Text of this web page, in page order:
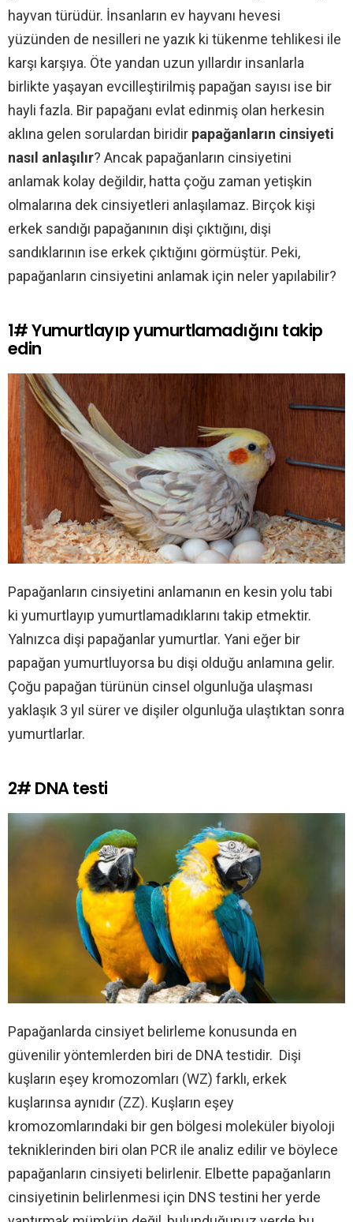
hayvan türüdür. İnsanların ev hayvanı hevesi
yüzünden de nesilleri ne yazık ki tükenme tehlikesi ile
karşı karşıya. Öte yandan uzun yıllardır insanlarla
birlikte yaşayan evcilleştirilmiş papağan sayısı ise bir
hayli fazla. Bir papağanı evlat edinmiş olan herkesin
aklına gelen sorulardan biridir papağanların cinsiyeti
nasıl anlaşılır? Ancak papağanların cinsiyetini
anlamak kolay değildir, hatta çoğu zaman yetişkin
olmalarına dek cinsiyetleri anlaşılamaz. Birçok kişi
erkek sandığı papağanının dişi çıktığını, dişi
sandıklarının ise erkek çıktığını görmüştür. Peki,
papağanların cinsiyetini anlamak için neler yapılabilir?
1# Yumurtlayıp yumurtlamadığını takip
edin
Papağanların cinsiyetini anlamanın en kesin yolu tabi
ki yumurtlayıp yumurtlamadıklarını takip etmektir.
Yalnızca dişi papağanlar yumurtlar. Yani eğer bir
papağan yumurtluyorsa bu dişi olduğu anlamına gelir.
Çoğu papağan türünün cinsel olgunluğa ulaşması
yaklaşık 3 yıl sürer ve dişiler olgunluğa ulaştıktan sonra
yumurtlarlar.
2# DNA testi
Papağanlarda cinsiyet belirleme konusunda en
güvenilir yöntemlerden biri de DNA testidir. Dişi
kuşların eşey kromozomları (WZ) farklı, erkek
kuşlarınsa aynıdır (ZZ). Kuşların eşey
kromozomlarındaki bir gen bölgesi moleküler biyoloji
tekniklerinden biri olan PCR ile analiz edilir ve böylece
papağanların cinsiyeti belirlenir. Elbette papağanların
cinsiyetinin belirlenmesi için DNS testini her yerde